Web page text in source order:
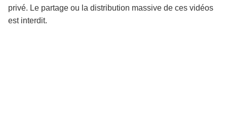
privé. Le partage ou la distribution massive de ces vidéos
est interdit.